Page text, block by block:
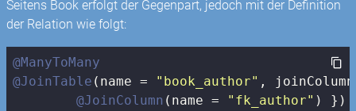
Seitens Book erfolgt der Gegenpart, jedoch mit der Definition
der Relation wie folgt:
@ManyToMany
@JoinTable (name = "book_author" ,
@JoinColumn (name = "fk_author"